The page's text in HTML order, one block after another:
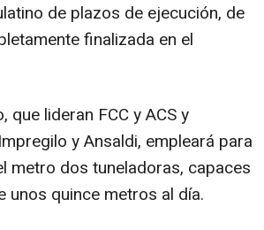
de plazos de ejecución, de
finalizada en el
lideran FCC y ACS y
y Ansaldi, empleará para
metro dos tuneladoras, capaces
unos quince metros al día.